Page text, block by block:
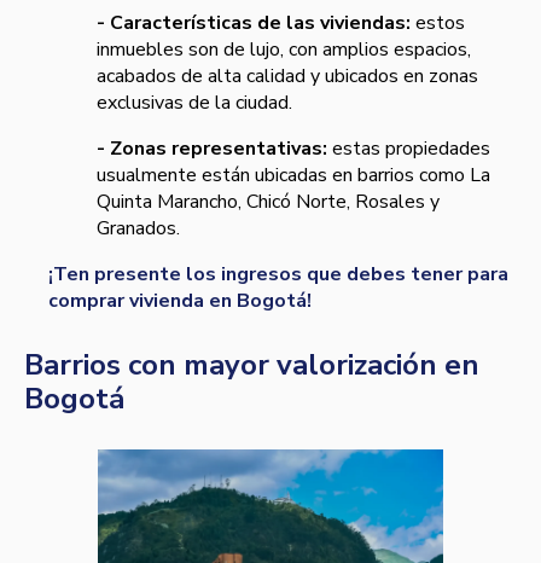
- Características de las viviendas: estos
inmuebles son de lujo, con amplios espacios,
acabados de alta calidad y ubicados en zonas
exclusivas de la ciudad.
- Zonas representativas: estas propiedades
usualmente están ubicadas en barrios como La
Quinta Marancho, Chicó Norte, Rosales y
Granados.
¡Ten presente los ingresos que debes tener para
comprar vivienda en Bogotá!
Barrios con mayor valorización en
Bogotá